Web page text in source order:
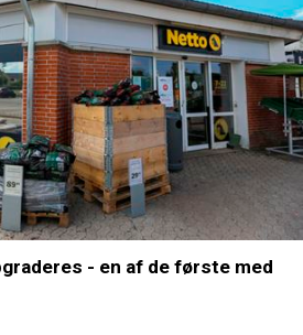
- en af de første med